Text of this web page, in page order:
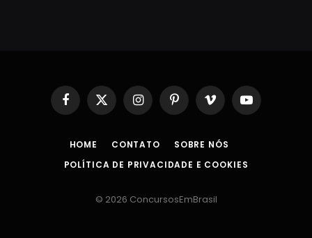
Facebook
X
(Twitter)
InstagramPinterestVimeo YouTube
HOME CONTATO
SOBRE NÓS
POLÍTICA DE PRIVACIDADE E COOKIES
© 2026 ConcursosEmBrasil